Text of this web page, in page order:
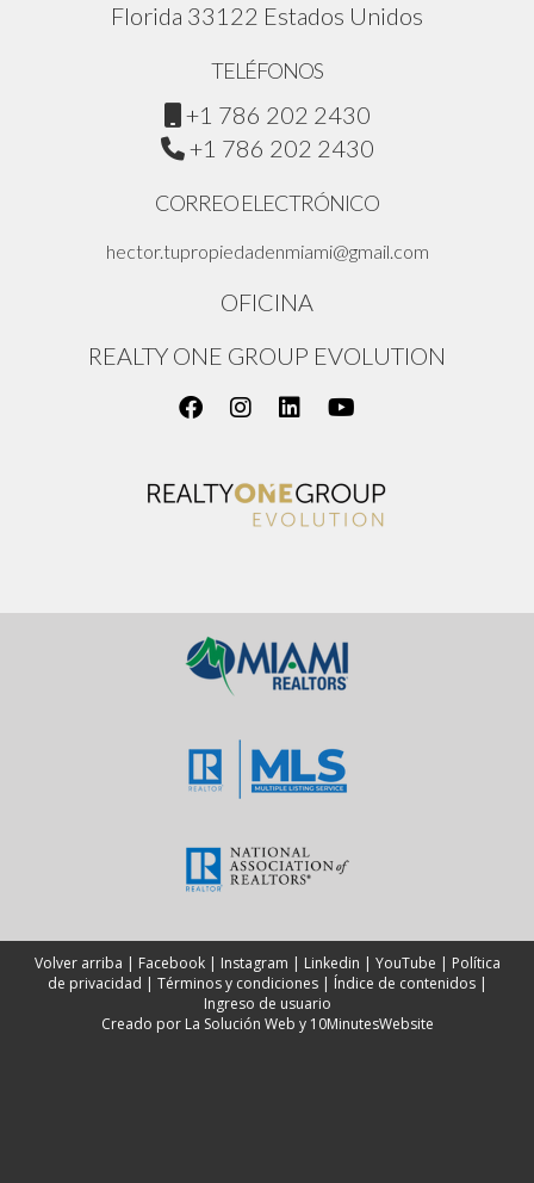
Florida 33122 Estados Unidos
TELÉFONOS
+1 786 202 2430
+1 786 202 2430
CORREO ELECTRÓNICO
hector.tupropiedadenmiami@gmail.com
OFICINA
REALTY ONE GROUP EVOLUTION
Volver arriba | Facebook| Instagram | Linkedin | YouTube | Política
de privacidad | Términos y condiciones| Índice de contenidos|
Ingreso de usuario
Creado por La Solución Web y 10MinutesWebsite